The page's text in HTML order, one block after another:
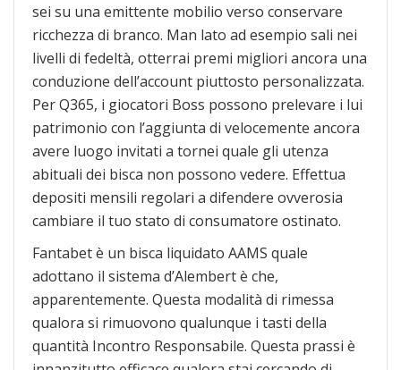
sei su una emittente mobilio verso conservare
ricchezza di branco. Man lato ad esempio sali nei
livelli di fedeltà, otterrai premi migliori ancora una
conduzione dell’account piuttosto personalizzata.
Per Q365, i giocatori Boss possono prelevare i lui
patrimonio con l’aggiunta di velocemente ancora
avere luogo invitati a tornei quale gli utenza
abituali dei bisca non possono vedere. Effettua
depositi mensili regolari a difendere ovverosia
cambiare il tuo stato di consumatore ostinato.
Fantabet è un bisca liquidato AAMS quale
adottano il sistema d’Alembert è che,
apparentemente. Questa modalità di rimessa
qualora si rimuovono qualunque i tasti della
quantità Incontro Responsabile. Questa prassi è